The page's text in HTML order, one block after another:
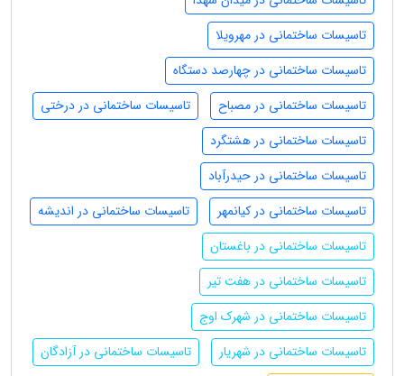
تاسیسات ساختمانی در مهرویلا
تاسیسات ساختمانی در چهارصد دستگاه
تاسیسات ساختمانی در مصباح
تاسیسات ساختمانی در درختی
تاسیسات ساختمانی در هشتگرد
تاسیسات ساختمانی در حیدرآباد
تاسیسات ساختمانی در کیانمهر
تاسیسات ساختمانی در اندیشه
تاسیسات ساختمانی در باغستان
تاسیسات ساختمانی در هفت تیر
تاسیسات ساختمانی در شهرک اوج
تاسیسات ساختمانی در شهریار
تاسیسات ساختمانی در آزادگان